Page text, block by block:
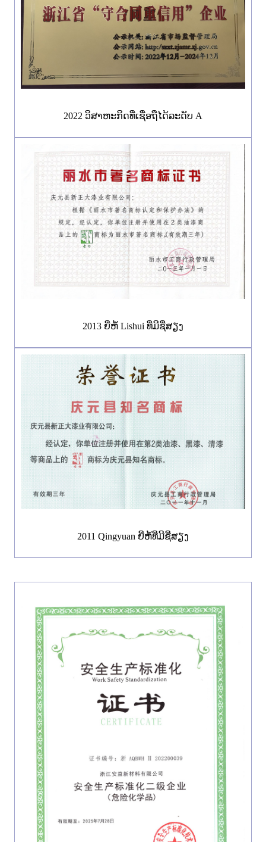
2022 ວິສາຫະກິດທີ່ເຊື່ອຖືໄດ້ລະດັບ A
2013 ຍີ່ຫໍ້ Lishui ທີ່ມີຊື່ສຽງ
2011 Qingyuan ຍີ່ຫໍ້ທີ່ມີຊື່ສຽງ